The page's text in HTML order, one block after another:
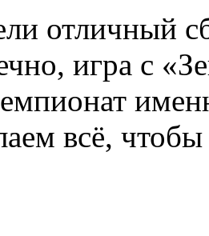
отличный
игра с
всё,